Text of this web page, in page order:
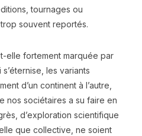
tournages ou
souvent reportés.
elle fortement marquée par
les variants
d’un continent à l’autre,
nos sociétaires a su faire en
d’exploration scientifique
que collective, ne soient